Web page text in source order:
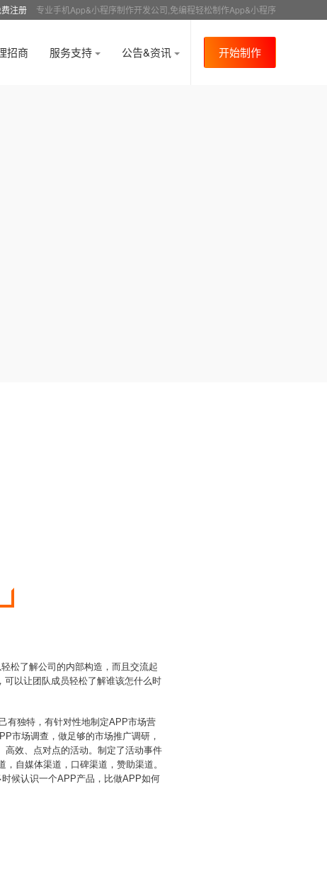
注册 专业手机App&小程序制作开发公司,免编程轻松制作App&小程序
招商 服务支持 公告&资讯 开始制作
松了解公司的内部构造，而且交流起
以让团队成员轻松了解谁该怎什么时
有独特，有针对性地制定APP市场营
市场调查，做足够的市场推广调研，
高效、点对点的活动。制定了活动事件
自媒体渠道，口碑渠道，赞助渠道。
候认识一个APP产品，比做APP如何